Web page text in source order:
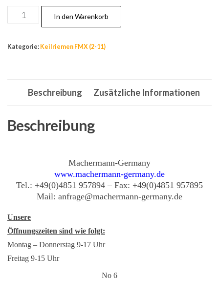
Nr.6
Antriebsriemen,Zahnriemen,Riemene,Rieme
Keilriemen
2215
In den Warenkorb
Kategorie: Keilriemen FMX (2-11)
Beschreibung Zusätzliche Informationen
Beschreibung
Machermann-Germany
www.machermann-germany.de
Tel.: +49(0)4851 957894 – Fax: +49(0)4851 957895
Mail: anfrage@machermann-germany.de
Unsere
Öffnungszeiten sind wie folgt:
Montag – Donnerstag 9-17 Uhr
Freitag 9-15 Uhr
No 6